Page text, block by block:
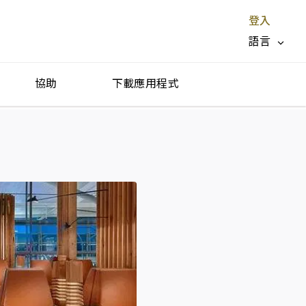
登入
語言
協助 下載應用程式